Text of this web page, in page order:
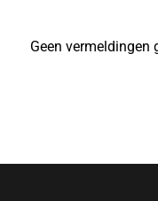
Geen vermeldingen